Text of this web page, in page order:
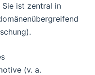
Sie ist zentral in
(v. a.